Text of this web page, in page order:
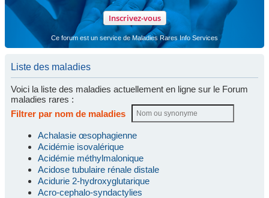
Inscrivez-vous
Ce forum est un service de Maladies Rares Info Services
Liste des maladies
Voici la liste des maladies actuellement en ligne sur le Forum
maladies rares :
Filtrer par nom de maladies
Achalasie œsophagienne
Acidémie isovalérique
Acidémie méthylmalonique
Acidose tubulaire rénale distale
Acidurie 2-hydroxyglutarique
Acro-cephalo-syndactylies